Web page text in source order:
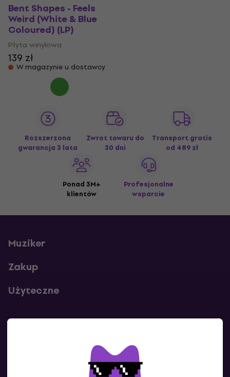
Bent Shapes - Feels
Weird (White & Blue
Coloured) (LP)
Płyta winylowa
139 zł
W magazynie u dostawcy
Rozszerzona
gwarancja 3 lata
Zwrot towaru do
30 dni
Transport gratis
od 489 zł
Ponad 3M+
klientów
Profesjonalne
wsparcie
Muziker
Zakup
Użyteczne
Skontaktuj się z nami